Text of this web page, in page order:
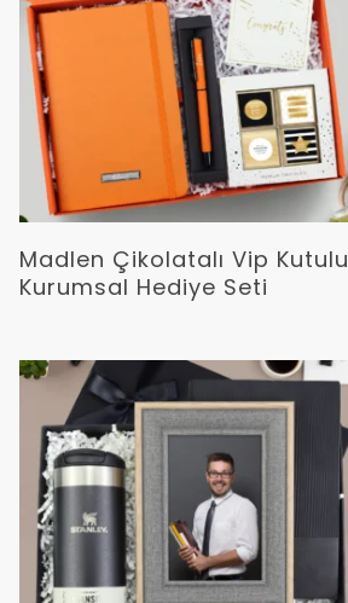
Devamını Oku
Madlen Çikolatalı Vip Kutulu
Kurumsal Hediye Seti